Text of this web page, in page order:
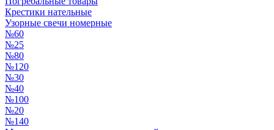
Крестики нательные
Узорные свечи номерные
№60
№25
№80
№120
№30
№40
№100
№20
№140